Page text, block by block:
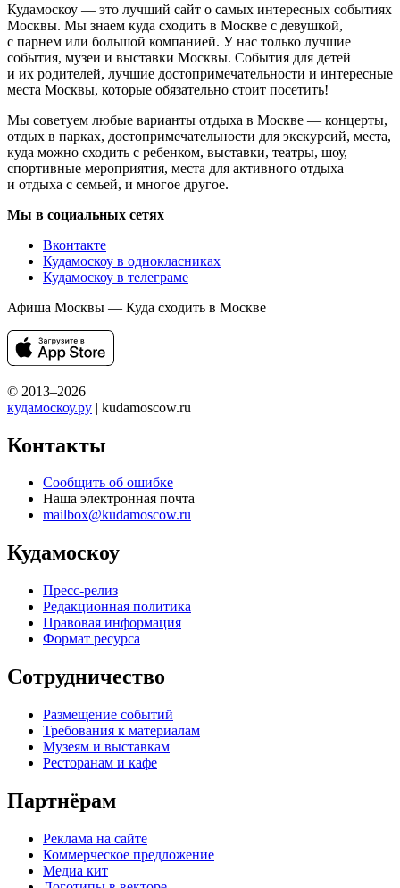
Кудамоскоу — это лучший сайт о самых интересных событиях
Москвы. Мы знаем куда сходить в Москве с девушкой,
с парнем или большой компанией. У нас только лучшие
события, музеи и выставки Москвы. События для детей
и их родителей, лучшие достопримечательности и интересные
места Москвы, которые обязательно стоит посетить!
Мы советуем любые варианты отдыха в Москве — концерты,
отдых в парках, достопримечательности для экскурсий, места,
куда можно сходить с ребенком, выставки, театры, шоу,
спортивные мероприятия, места для активного отдыха
и отдыха с семьей, и многое другое.
Мы в социальных сетях
Вконтакте
Кудамоскоу в однокласниках
Кудамоскоу в телеграме
Афиша Москвы — Куда сходить в Москве
© 2013–2026
кудамоскоу.ру | kudamoscow.ru
Контакты
Сообщить об ошибке
Наша электронная почта
mailbox@kudamoscow.ru
Кудамоскоу
Пресс-релиз
Редакционная политика
Правовая информация
Формат ресурса
Сотрудничество
Размещение событий
Требования к материалам
Музеям и выставкам
Ресторанам и кафе
Партнёрам
Реклама на сайте
Коммерческое предложение
Медиа кит